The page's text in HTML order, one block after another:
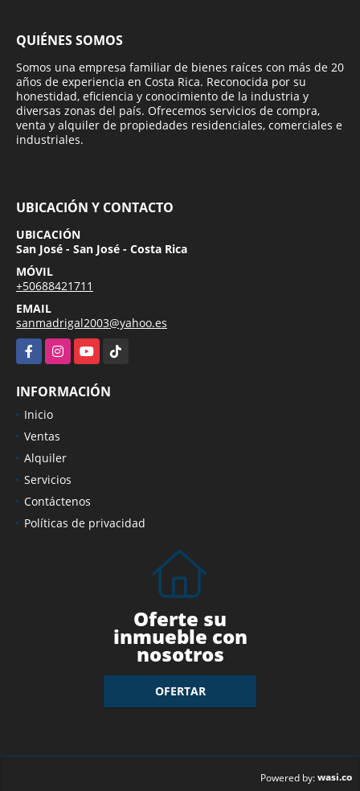
QUIÉNES SOMOS
Somos una empresa familiar de bienes raíces con más de 20
años de experiencia en Costa Rica. Reconocida por su
honestidad, eficiencia y conocimiento de la industria y
diversas zonas del país. Ofrecemos servicios de compra,
venta y alquiler de propiedades residenciales, comerciales e
industriales.
UBICACIÓN Y CONTACTO
UBICACIÓN
San José - San José - Costa Rica
MÓVIL
+50688421711
EMAIL
sanmadrigal2003@yahoo.es
FacebookInstagramYouTubeTikTok
INFORMACIÓN
Inicio
Ventas
Alquiler
Servicios
Contáctenos
Políticas de privacidad
Oferte su
inmueble con
nosotros
OFERTAR
Powered by:wasi.co